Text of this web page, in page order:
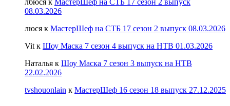
лбюся к МастерШеф на СТБ 17 сезон 2 выпуск
08.03.2026
люся к МастерШеф на СТБ 17 сезон 2 выпуск 08.03.2026
Vit к Шоу Маска 7 сезон 4 выпуск на НТВ 01.03.2026
Наталья к Шоу Маска 7 сезон 3 выпуск на НТВ
22.02.2026
tvshouonlain к МастерШеф 16 сезон 18 выпуск 27.12.2025